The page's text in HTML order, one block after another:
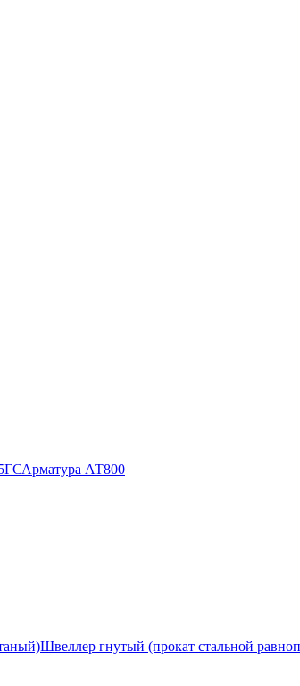
Арматура АТ800
Швеллер гнутый (прокат стальной